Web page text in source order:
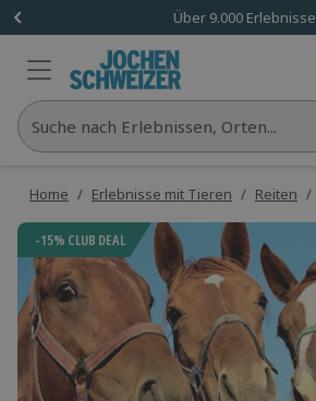
Über 9.000 Erlebnisse
Suche nach Erlebnissen, Orten...
Home / Erlebnisse mit Tieren / Reiten /
-15% CLUB DEAL